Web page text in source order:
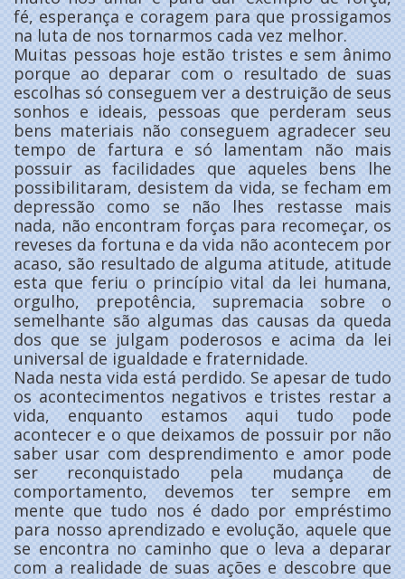
fé, esperança e coragem para que prossigamos
na luta de nos tornarmos cada vez melhor.
Muitas pessoas hoje estão tristes e sem ânimo
porque ao deparar com o resultado de suas
escolhas só conseguem ver a destruição de seus
sonhos e ideais, pessoas que perderam seus
bens materiais não conseguem agradecer seu
tempo de fartura e só lamentam não mais
possuir as facilidades que aqueles bens lhe
possibilitaram, desistem da vida, se fecham em
depressão como se não lhes restasse mais
nada, não encontram forças para recomeçar, os
reveses da fortuna e da vida não acontecem por
acaso, são resultado de alguma atitude, atitude
esta que feriu o princípio vital da lei humana,
orgulho, prepotência, supremacia sobre o
semelhante são algumas das causas da queda
dos que se julgam poderosos e acima da lei
universal de igualdade e fraternidade.
Nada nesta vida está perdido. Se apesar de tudo
os acontecimentos negativos e tristes restar a
vida, enquanto estamos aqui tudo pode
acontecer e o que deixamos de possuir por não
saber usar com desprendimento e amor pode
ser reconquistado pela mudança de
comportamento, devemos ter sempre em
mente que tudo nos é dado por empréstimo
para nosso aprendizado e evolução, aquele que
se encontra no caminho que o leva a deparar
com a realidade de suas ações e descobre que